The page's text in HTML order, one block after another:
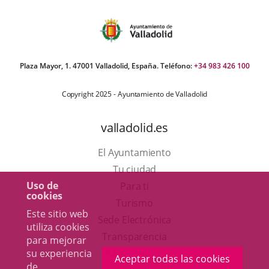
Uso de
cookies
Este sitio web
utiliza cookies
para mejorar
su experiencia
Aceptar todas las cookies
Plaza Mayor, 1. 47001 Valladolid, España. Teléfono:+34 983 426 100
Copyright 2025 - Ayuntamiento de Valladolid
valladolid.es
El Ayuntamiento
Tu ciudad
abrirá una
Participación